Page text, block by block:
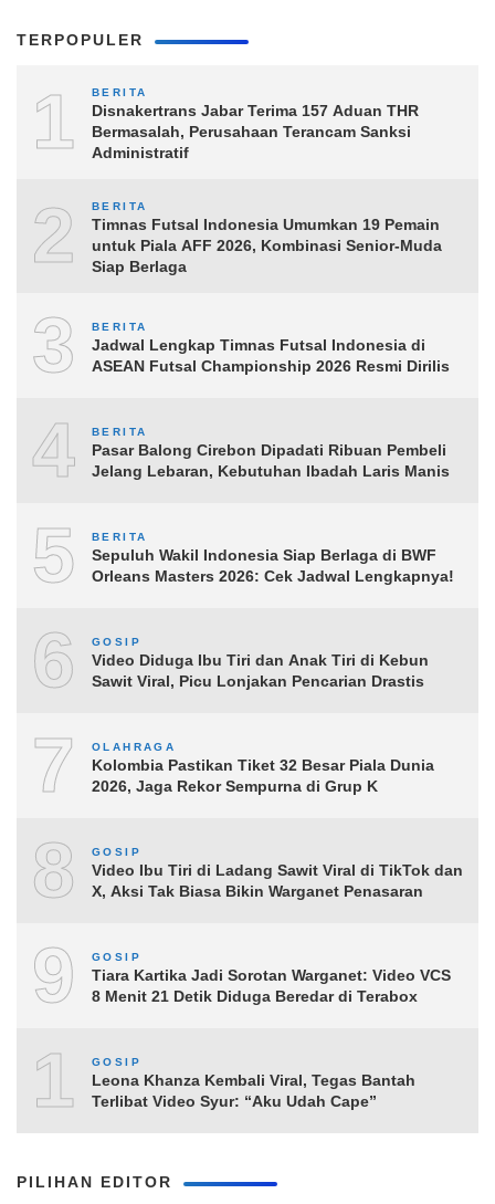
TERPOPULER
1 BERITA
Disnakertrans Jabar Terima 157 Aduan THR
Bermasalah, Perusahaan Terancam Sanksi
Administratif
2 BERITA
Timnas Futsal Indonesia Umumkan 19 Pemain
untuk Piala AFF 2026, Kombinasi Senior-Muda
Siap Berlaga
3 BERITA
Jadwal Lengkap Timnas Futsal Indonesia di
ASEAN Futsal Championship 2026 Resmi Dirilis
4 BERITA
Pasar Balong Cirebon Dipadati Ribuan Pembeli
Jelang Lebaran, Kebutuhan Ibadah Laris Manis
5 BERITA
Sepuluh Wakil Indonesia Siap Berlaga di BWF
Orleans Masters 2026: Cek Jadwal Lengkapnya!
6 GOSIP
Video Diduga Ibu Tiri dan Anak Tiri di Kebun
Sawit Viral, Picu Lonjakan Pencarian Drastis
7 OLAHRAGA
Kolombia Pastikan Tiket 32 Besar Piala Dunia
2026, Jaga Rekor Sempurna di Grup K
8 GOSIP
Video Ibu Tiri di Ladang Sawit Viral di TikTok dan
X, Aksi Tak Biasa Bikin Warganet Penasaran
9 GOSIP
Tiara Kartika Jadi Sorotan Warganet: Video VCS
8 Menit 21 Detik Diduga Beredar di Terabox
10
GOSIP
Leona Khanza Kembali Viral, Tegas Bantah
Terlibat Video Syur: “Aku Udah Cape”
PILIHAN EDITOR